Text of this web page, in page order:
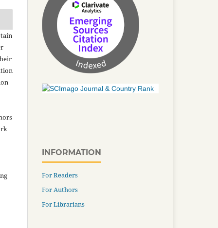
INFORMATION
For Readers
For Authors
For Librarians